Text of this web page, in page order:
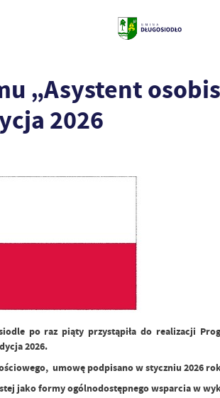
„Asystent
2026
po raz piąty przystąpiła do realizacji
2026.
umowę podpisano w styczniu 2026
jako formy ogólnodostępnego wsparcia w